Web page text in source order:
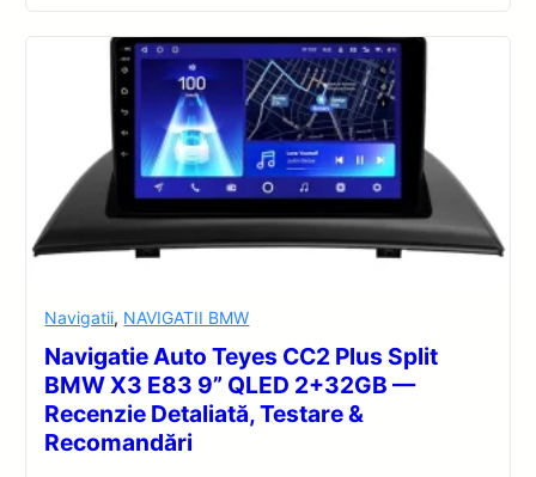
Navigatii, NAVIGATII BMW
Navigatie Auto Teyes CC2 Plus Split
BMW X3 E83 9” QLED 2+32GB —
Recenzie Detaliată, Testare &
Recomandări